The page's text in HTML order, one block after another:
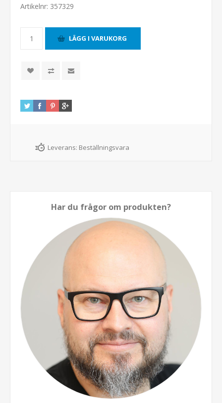
Artikelnr: 357329
Leverans: Beställningsvara
Har du frågor om produkten?